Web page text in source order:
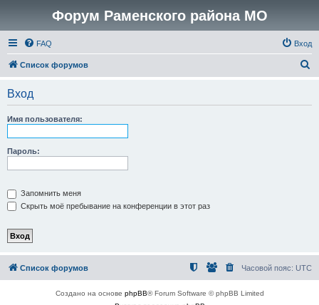
Форум Раменского района МО
FAQ Вход
Список форумов
Вход
Имя пользователя:
Пароль:
Запомнить меня
Скрыть моё пребывание на конференции в этот раз
Список форумов Часовой пояс: UTC
Создано на основе phpBB® Forum Software © phpBB Limited